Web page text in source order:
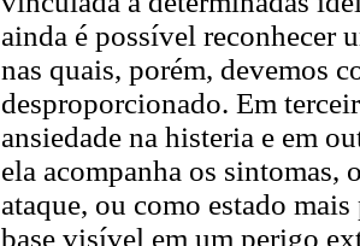
ainda é possível reconhecer
nas quais, porém, devemos
desproporcionado. Em
ansiedade na histeria e em
ela acompanha os sintomas,
ataque, ou como estado
base visível em um perigo